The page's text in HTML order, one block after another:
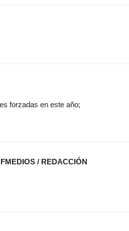
forzadas en este año;
/ REDACCIÓN